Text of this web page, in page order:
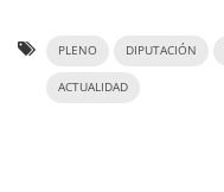
PLENO DIPUTACIÓN
ACTUALIDAD